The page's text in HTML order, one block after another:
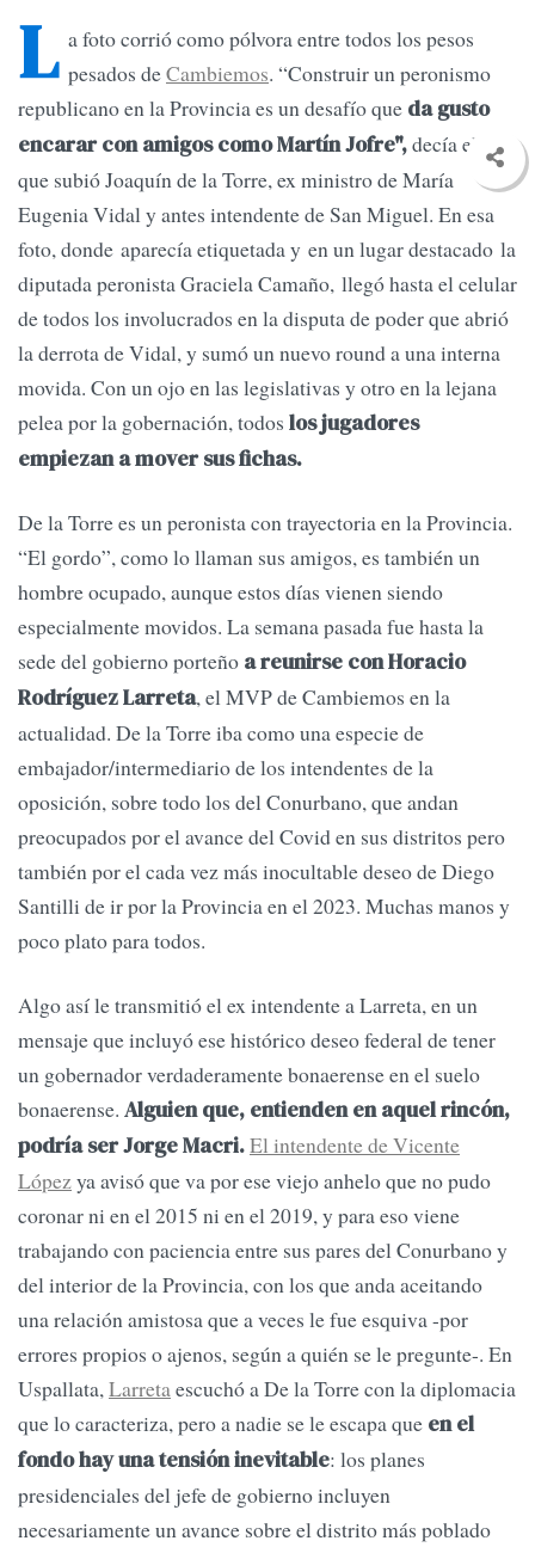
L a foto corrió como pólvora entre todos los pesos
pesados deCambiemos. “Construir un peronismo
republicano en la Provincia es un desafío que da gusto
encarar con amigos como Martín Jofre",decía el tuit
que subió Joaquín de la Torre, ex ministro de María
Eugenia Vidal y antes intendente de San Miguel. En esa
foto, donde aparecía etiquetada y en un lugar destacado la
diputada peronista Graciela Camaño, llegó hasta el celular
de todos los involucrados en la disputa de poder que abrió
la derrota de Vidal, y sumó un nuevo round a una interna
movida. Con un ojo en las legislativas y otro en la lejana
pelea por la gobernación, todos los jugadores
empiezan a mover sus fichas.
De la Torre es un peronista con trayectoria en la Provincia.
“El gordo”, como lo llaman sus amigos, es también un
hombre ocupado, aunque estos días vienen siendo
especialmente movidos. La semana pasada fue hasta la
sede del gobierno porteño a reunirse con Horacio
Rodríguez Larreta, el MVP de Cambiemos en la
actualidad. De la Torre iba como una especie de
embajador/intermediario de los intendentes de la
oposición, sobre todo los del Conurbano, que andan
preocupados por el avance del Covid en sus distritos pero
también por el cada vez más inocultable deseo de Diego
Santilli de ir por la Provincia en el 2023. Muchas manos y
poco plato para todos.
Algo así le transmitió el ex intendente a Larreta, en un
mensaje que incluyó ese histórico deseo federal de tener
un gobernador verdaderamente bonaerense en el suelo
bonaerense. Alguien que, entienden en aquel rincón,
podría ser Jorge Macri.El intendente de Vicente
Lópezya avisó que va por ese viejo anhelo que no pudo
coronar ni en el 2015 ni en el 2019, y para eso viene
trabajando con paciencia entre sus pares del Conurbano y
del interior de la Provincia, con los que anda aceitando
una relación amistosa que a veces le fue esquiva -por
errores propios o ajenos, según a quién se le pregunte-. En
Uspallata,Larretaescuchó a De la Torre con la diplomacia
que lo caracteriza, pero a nadie se le escapa que en el
fondo hay una tensión inevitable: los planes
presidenciales del jefe de gobierno incluyen
necesariamente un avance sobre el distrito más poblado